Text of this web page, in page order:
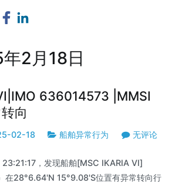
2月18日
636014573 |MMSI
向
02-18 船舶异常行为 无评论
，发现船舶[MSC IKARIA VI]
在28°6.64'N 15°9.08'S位置有异常转向行